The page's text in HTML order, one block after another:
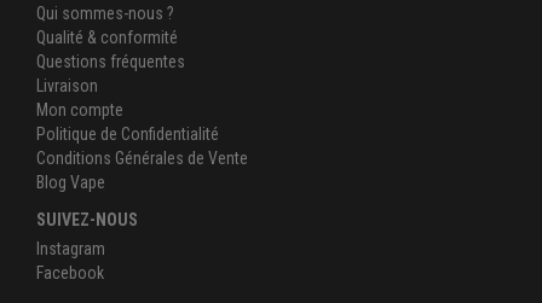
Qui sommes-nous ?
Qualité & conformité
Questions fréquentes
Livraison
Mon compte
Politique de Confidentialité
Conditions Générales de Vente
Blog Vape
SUIVEZ-NOUS
Instagram
Facebook